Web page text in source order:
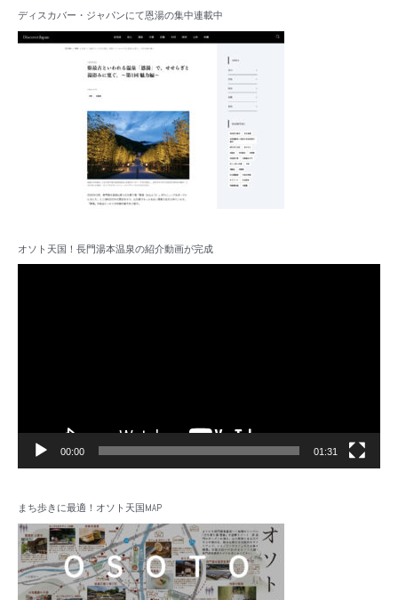
ディスカバー・ジャパンにて恩湯の集中連載中
オソト天国！長門湯本温泉の紹介動画が完成
00:00 01:31
まち歩きに最適！オソト天国MAP